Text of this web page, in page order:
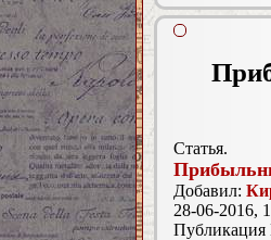
Статья.
Добавил:
28-06-2016,